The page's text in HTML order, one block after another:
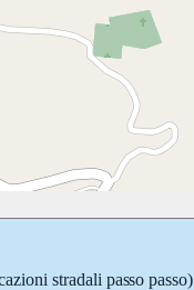
stradali passo passo)